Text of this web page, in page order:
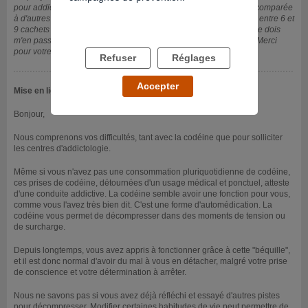
pour addictions car j'ai l'impression que ma situation est ridicule, comparée
à d'autres qui prennent vraiment des doses importantes; moi c'est entre 6 et
9 cachets par semaine. Pour autant je n'arrive pas à me dire que je dois
m'en passer définitivement, donc je pense que j'ai une addiction. Merci
pour votre réponse
Mise en ligne le 30/06/2026
Bonjour,
Nous comprenons vos difficultés, tant avec la codéine que pour solliciter
les centres d'addictologie.
Même si vous n'avez pas une consommation pluriquotidienne de codéine,
ces prises de codéine, détournées d'un usage médical et ponctuel, atteste
d'une conduite addictive. La codéine semble avoir une fonction pour vous,
comme vous l'avez très bien dit. C'est une forme d'automédication. La
codéine vous permet de décompresser dans des moments de tension ou
de surcharge.
Depuis longtemps, vous avez appris à fonctionner grâce à cette "béquille",
et il est donc normal d'avoir du mal à vous en détacher, malgré votre prise
de conscience et votre détermination à arrêter.
Nous ne savons pas si vous avez déjà réfléchi et essayé d'autres pistes
Refuser Réglages
Accepter